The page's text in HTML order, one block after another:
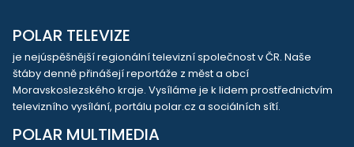
POLAR TELEVIZE
je nejúspěšnější regionální televizní společnost v ČR. Naše
štáby denně přinášejí reportáže z měst a obcí
Moravskoslezského kraje. Vysíláme je k lidem prostřednictvím
televizního vysílání, portálu polar.cz a sociálních sítí.
POLAR MULTIMEDIA